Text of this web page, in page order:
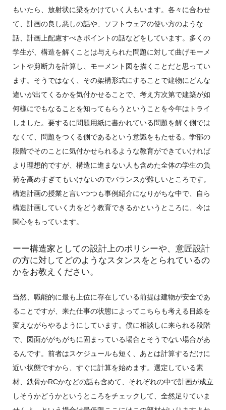
もいたら、放射状に梁をかけていく人もいます。各々に合わせ
て、計画の良し悪しの話や、ソフトウェアの使い方のような
話、計画上配慮すべきポイントの話などをしています。多くの
学生が、構造を解くことは与えられた問題に対して曲げモーメ
ントや剪断力を計算し、モーメント図を描くことだと思ってい
ます。そうではなく、その架構形式にすることで建物にどんな
違いが出てくるかを気付かせることで、考え方次第で建築が如
何様にでもなることを知ってもらうということを今年はトライ
しました。要するに問題用紙に書かれている問題を解く側では
なくて、問題をつくる側であるという意識をもたせる。学部の
段階でそのことに気付かせられるような教育ができていければ
より理想的ですが、構造に進まない人も含めた全体の学生の負
荷を高めすぎてもいけないのでバランスが難しいところです。
構造計画の授業と言いつつも事例紹介になりがちな中で、自ら
構造計画していく力をどう教育できるかというところに、今は
関心をもっています。
ーー構造家としての設計上のポリシーや、意匠設計
の方に対してどのようなスタンスをとられているの
かをお教えください。
当然、職能的に最も上位に存在している前提は建物が安全であ
ることですが、来た仕事の状態によってこちらも考える目線を
変えながらやるようにしています。僕に相談しに来られる段階
で、図面ががちがちに固まっている場合とそうでない場合があ
るんです。前者はスケジュールも短く、あとは計算するだけに
近い状態ですから、すぐに計算を始めます。選定している素
材、鉄骨かRCかなどの話も含めて、それぞれの中で計画が成立
しそうかどうかというところをチェックして、全然足りていま